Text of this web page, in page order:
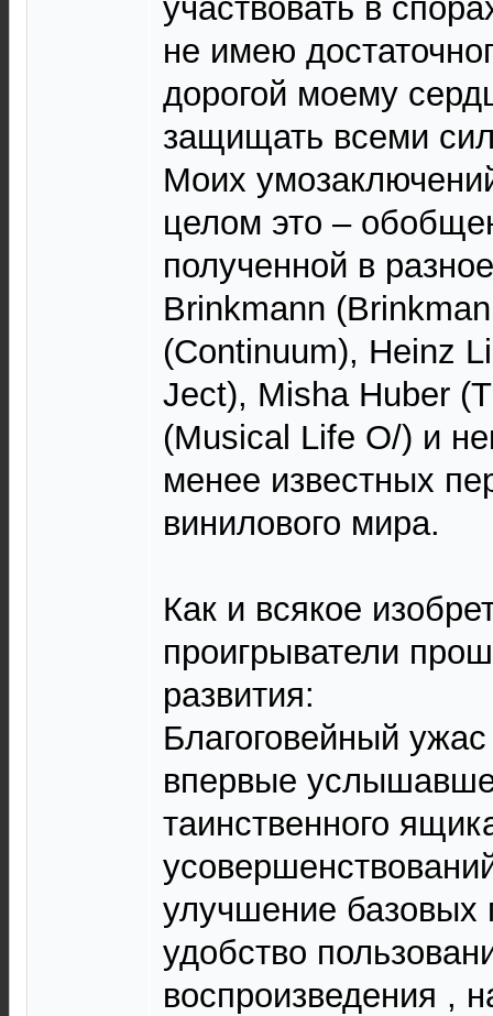
участвовать в
не имею
дорогой моему
защищать всеми
Моих
целом это –
полученной в
Brinkmann
(Continuum), Heinz
Ject), Misha Huber
(Musical Life O/) и
менее известных
винилового мира.
Как и всякое
проигрыватели
развития:
Благоговейный
впервые
таинственного
улучшение базовых
удобство
воспроизведения ,